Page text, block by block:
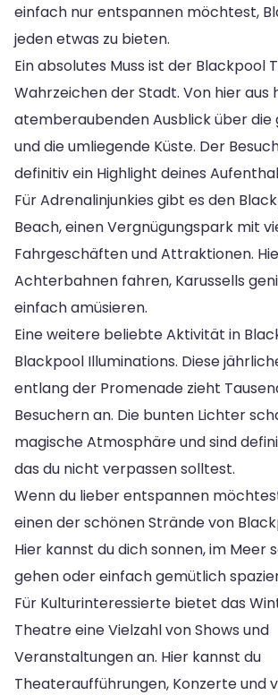
einfach nur entspannen möchtest,
jeden etwas zu bieten.
Ein absolutes Muss ist der Blackpool
Wahrzeichen der Stadt. Von hier aus
atemberaubenden Ausblick über die
und die umliegende Küste. Der
definitiv ein Highlight deines
Für Adrenalinjunkies gibt es den
Beach, einen Vergnügungspark mit
Fahrgeschäften und Attraktionen.
Achterbahnen fahren, Karussells
einfach amüsieren.
Eine weitere beliebte Aktivität in
Blackpool Illuminations. Diese
entlang der Promenade zieht
Besuchern an. Die bunten Lichter
magische Atmosphäre und sind
das du nicht verpassen solltest.
Wenn du lieber entspannen
einen der schönen Strände von
Hier kannst du dich sonnen, im Meer
gehen oder einfach gemütlich
Für Kulturinteressierte bietet das
Theatre eine Vielzahl von Shows und
Veranstaltungen an. Hier kannst du
Theateraufführungen, Konzerte und